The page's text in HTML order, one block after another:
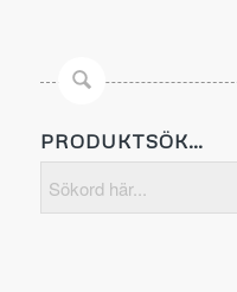
PRODUKTSÖK…